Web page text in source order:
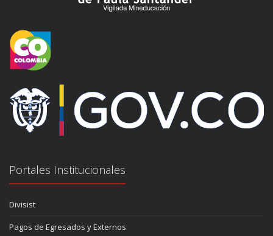
Portales Institucionales
Divisist
Pagos de Egresados y Externos